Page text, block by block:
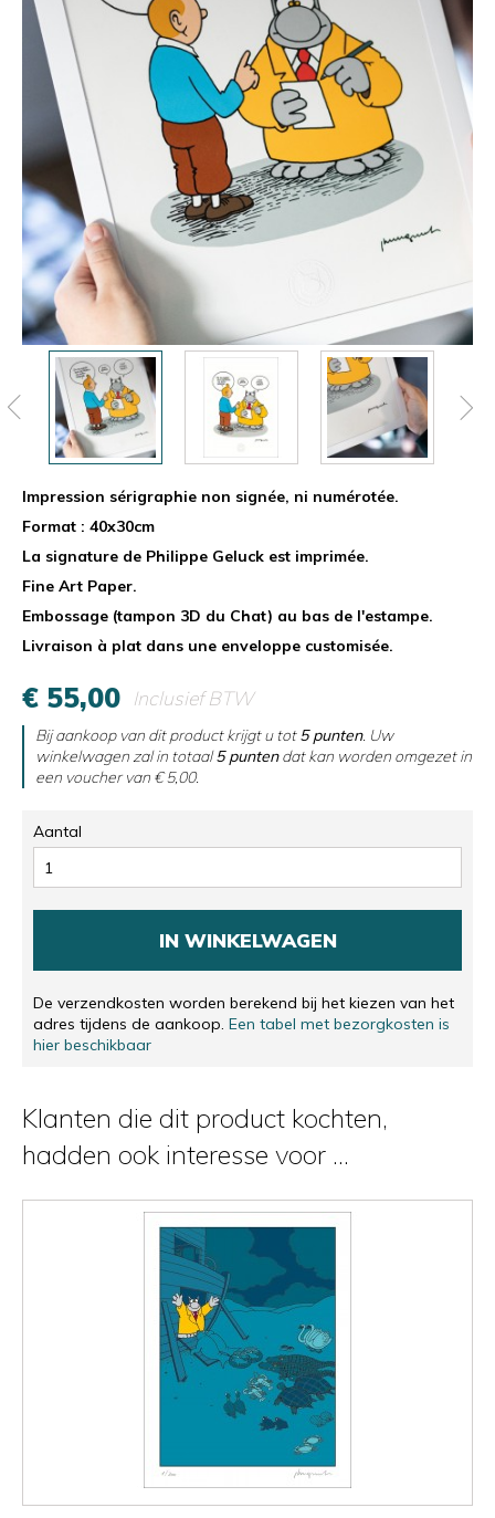
Impression sérigraphie non signée, ni numérotée.
Format : 40x30cm
La signature de Philippe Geluck est imprimée.
Fine Art Paper.
Embossage (tampon 3D du Chat) au bas de l'estampe.
Livraison à plat dans une enveloppe customisée.
€ 55,00 Inclusief BTW
Bij aankoop van dit product krijgt u tot5punten. Uw
winkelwagen zal in totaal5puntendat kan worden omgezet in
een voucher van € 5,00.
Aantal
IN WINKELWAGEN
De verzendkosten worden berekend bij het kiezen van het
adres tijdens de aankoop. Een tabel met bezorgkosten is
hier beschikbaar
Klanten die dit product kochten,
hadden ook interesse voor ...